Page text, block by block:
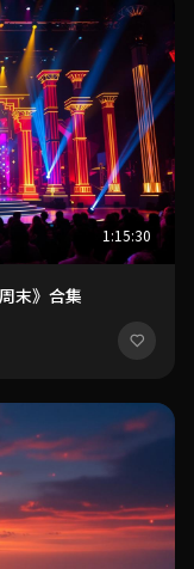
1:15:30
末》合集